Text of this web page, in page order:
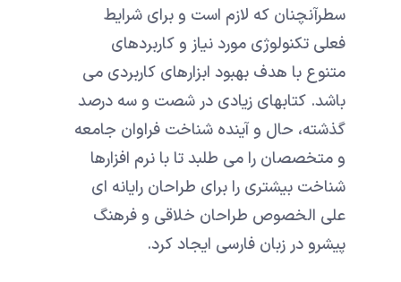
سطرآنچنان که لازم است و برای شرایط
فعلی تکنولوژی مورد نیاز و کاربردهای
متنوع با هدف بهبود ابزارهای کاربردی می
باشد. کتابهای زیادی در شصت و سه درصد
گذشته، حال و آینده شناخت فراوان جامعه
و متخصصان را می طلبد تا با نرم افزارها
شناخت بیشتری را برای طراحان رایانه ای
علی الخصوص طراحان خلاقی و فرهنگ
پیشرو در زبان فارسی ایجاد کرد.